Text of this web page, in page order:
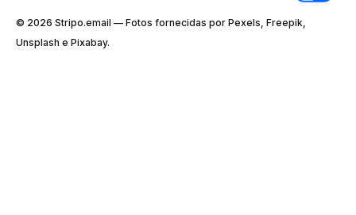
© 2026 Stripо.email — Fotos fornecidas por Pexels, Freepik,
Unsplash e Pixabay.